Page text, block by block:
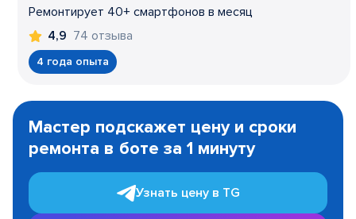
Ремонтирует 40+ смартфонов в месяц
4,9 74 отзыва
4 года опыта
1
Мастер подскажет цену и сроки
ремонта в боте за 1 минуту
Узнать цену в TG